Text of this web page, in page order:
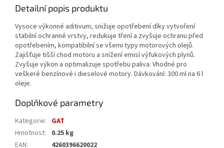
Detailní popis produktu
Vysoce výkonné aditivum, snižuje opotřebení díky vytvoření
stabilní ochranné vrstvy, redukuje tření a zvyšuje ochranu před
opotřebením, kompatibilní se všemi typy motorových olejů.
Zajišťuje tišší chod motoru a snížení emisí výfukových plynů.
Zvyšuje výkon a optimalizuje spotřebu paliva. Vhodné pro
veškeré benzínové i dieselové motory. Dávkování: 300 ml na 6 l
oleje.
Doplňkové parametry
Kategorie: GAT
Hmotnost:
0.25 kg
EAN: 4260396620022